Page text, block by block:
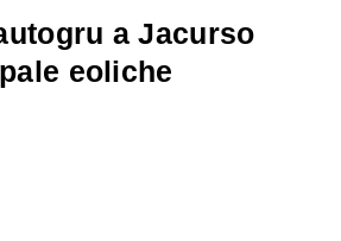
a Jacurso
eoliche